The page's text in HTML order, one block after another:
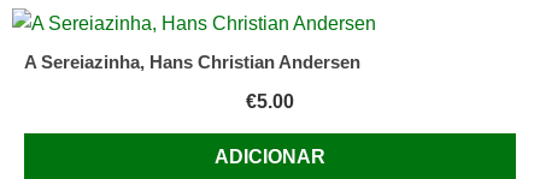
A Sereiazinha, Hans Christian Andersen
€5.00
ADICIONAR